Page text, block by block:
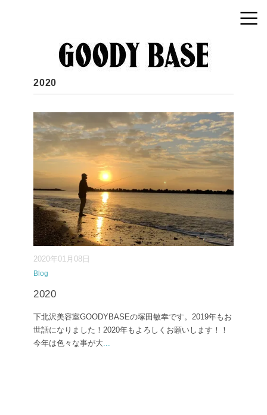
2020
2020年01月08日
Blog
2020
下北沢美容室GOODYBASEの塚田敏幸です。2019年もお
世話になりました！2020年もよろしくお願いします！！
今年は色々な事が大...